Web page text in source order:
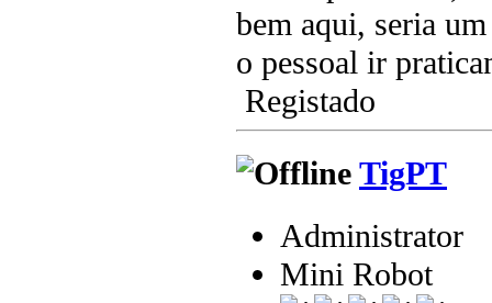
bem aqui, seria
o pessoal ir
Registado
TigPT
Administrator
Mini Robot